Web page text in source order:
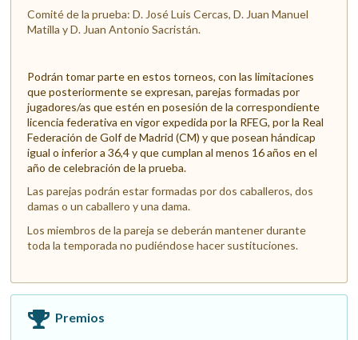
Comité de la prueba: D. José Luis Cercas, D. Juan Manuel
Matilla y D. Juan Antonio Sacristán.
Podrán tomar parte en estos torneos, con las limitaciones
que posteriormente se expresan, parejas formadas por
jugadores/as que estén en posesión de la correspondiente
licencia federativa en vigor expedida por la RFEG, por la Real
Federación de Golf de Madrid (CM) y que posean hándicap
igual o inferior a 36,4 y que cumplan al menos 16 años en el
año de celebración de la prueba.
Las parejas podrán estar formadas por dos caballeros, dos
damas o un caballero y una dama.
Los miembros de la pareja se deberán mantener durante
toda la temporada no pudiéndose hacer sustituciones.
Premios